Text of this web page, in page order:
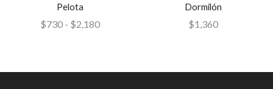
Pelota
$730 - $2,180
Dormilón
$1,360